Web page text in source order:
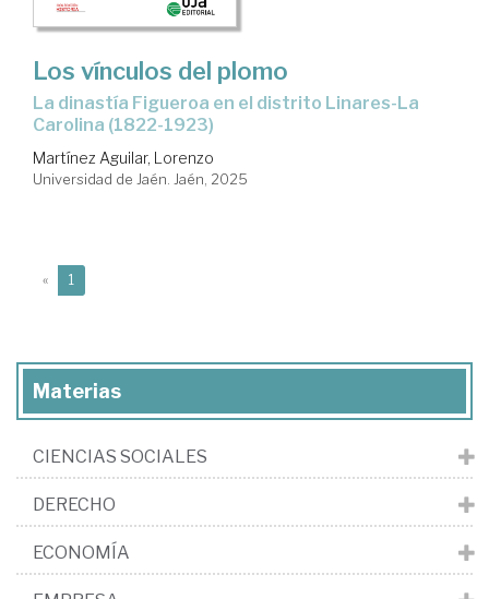
Los vínculos del plomo
La dinastía Figueroa en el distrito Linares-La
Carolina (1822-1923)
Martínez Aguilar, Lorenzo
Universidad de Jaén. Jaén, 2025
« 1
Materias
CIENCIAS SOCIALES
DERECHO
ECONOMÍA